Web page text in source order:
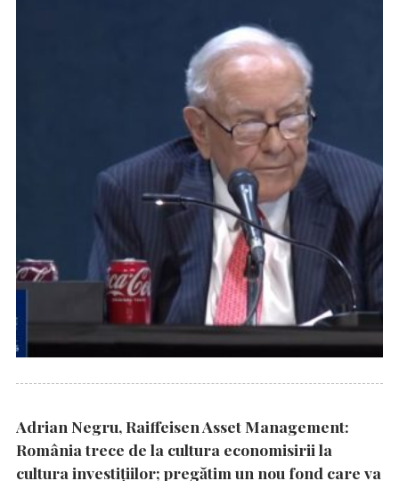
Adrian Negru, Raiffeisen Asset Management:
România trece de la cultura economisirii la
cultura investițiilor; pregătim un nou fond care va